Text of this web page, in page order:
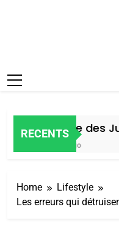
RECENTS
Histoire des
Home
Lifestyle
Les erreurs qui